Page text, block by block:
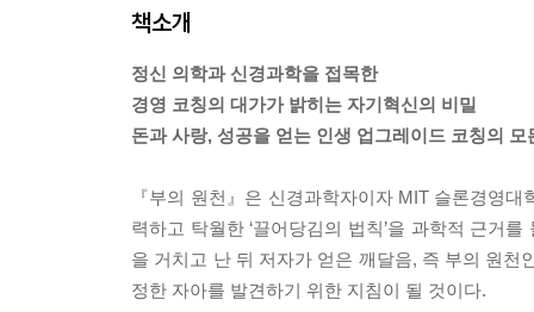
책소개
정신 의학과 신경과학을 접목한
경영 코칭의 대가가 밝히는 자기혁신의 비밀
돈과 사랑, 성공을 얻는 인생 업그레이드 코칭의 모
『부의 원천』은 신경과학자이자 MIT 슬론경영
력하고 탁월한 ‘끌어당김의 법칙’을 과학적 근거
을 거치고 난 뒤 저자가 얻은 깨달음, 즉 부의 원천
정한 자아를 발견하기 위한 지침이 될 것이다.